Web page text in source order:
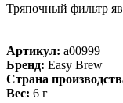
Тряпочный фильтр
Артикул: a00999
Бренд: Easy Brew
Страна
Вес: 6 г